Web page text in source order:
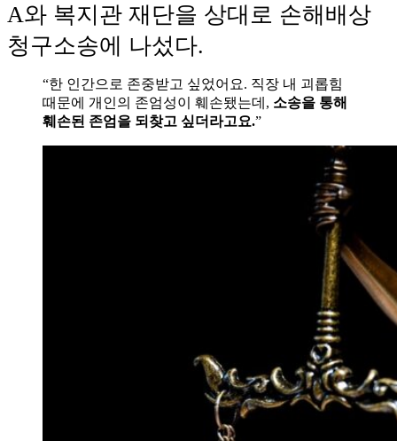
A와 복지관 재단을 상대로 손해배상
청구소송에 나섰다.
“한 인간으로 존중받고 싶었어요. 직장 내 괴롭힘
때문에 개인의 존엄성이 훼손됐는데, 소송을 통해
훼손된 존엄을 되찾고 싶더라고요.”